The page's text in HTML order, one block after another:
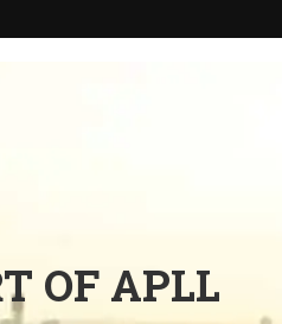
OF APLL